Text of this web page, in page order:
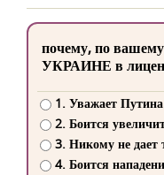
почему, по
УКРАИНЕ в
1. Уважает
2. Боится
3. Никому не дает
4. Боится